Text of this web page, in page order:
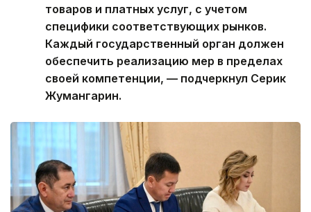
товаров и платных услуг, с учетом
специфики соответствующих рынков.
Каждый государственный орган должен
обеспечить реализацию мер в пределах
своей компетенции, — подчеркнул Серик
Жумангарин.